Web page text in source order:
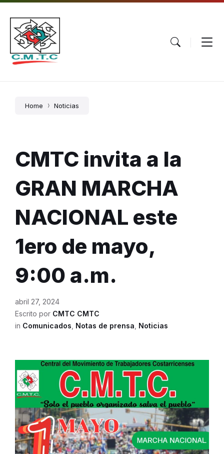
Skip
content
Skip
navigation
Skip
footer
Home Noticias
CMTC invita a la
GRAN MARCHA
NACIONAL este
1ero de mayo,
9:00 a.m.
abril 27, 2024
Escrito por CMTC CMTC
in Comunicados Notas de prensa Noticias